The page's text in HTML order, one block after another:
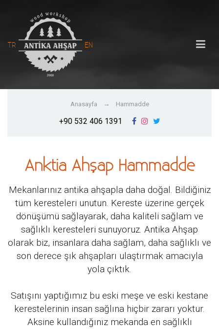
TR EN
Anasayfa Hammadde
+90 532 406 1391
Anktia Ahşap Hammadde
Mekanlarınız antika ahşapla daha doğal. Bildiğiniz
tüm keresteleri unutun. Kereste üzerine gerçek
dönüşümü sağlayarak, daha kaliteli sağlam ve
sağlıklı keresteleri sunuyoruz. Antika Ahşap
olarak biz, insanlara daha sağlam, daha sağlıklı ve
son derece şık ahşapları ulaştırmak amacıyla
yola çıktık.
Satışını yaptığımız bu eski meşe ve eski kestane
kerestelerinin insan sağlına hiçbir zararı yoktur.
Aksine kullandığınız mekanda en sağlıklı